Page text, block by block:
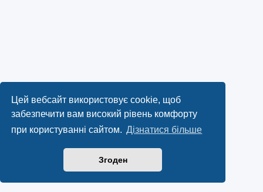
Цей вебсайт використовує cookie, щоб
забезпечити вам високий рівень комфорту
при користуванні сайтом. Дізнатися більше
Згоден